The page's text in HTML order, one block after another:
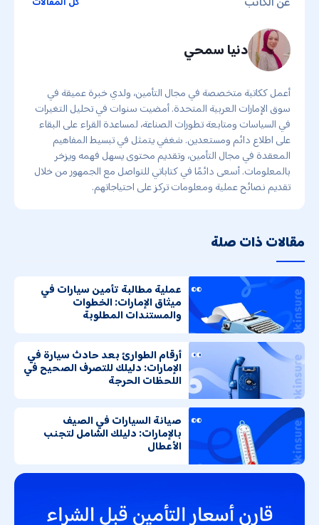
دنيا سمحي
أعمل ككاتبة متخصصة في مجال التأمين، ولدي خبرة عميقة في
سوق الإمارات العربية المتحدة. أمضيت سنوات في تحليل التغيرات
في السياسات ومتابعة تطورات الصناعة، لمساعدة القراء على البقاء
على اطلاع دائم ومستعدين. شغفي يتمثل في تبسيط المفاهيم
المعقدة في مجال التأمين، وتقديم محتوى يسهل فهمه ويزخر
بالمعلومات. أسعى دائمًا في كتاباتي للتواصل مع الجمهور من خلال
تقديم نصائح عملية ومعلومات تركز على احتياجاتهم.
مقالات ذات صلة
عملية مطالبة تأمين سيارات في
ميثاق الإمارات: الخطوات
والمستندات المطلوبة
أرقام الطوارئ بعد حادث سيارة في
الإمارات: دليلك للتصرف الصحيح في
اللحظات الحرجة
صيانة السيارات في الصيف
بالإمارات: دليلك الشامل لتجنب
الأعطال